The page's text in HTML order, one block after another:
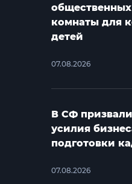
комнаты для
детей
07.08.2026
В СФ
усилия
подготовки
07.08.2026